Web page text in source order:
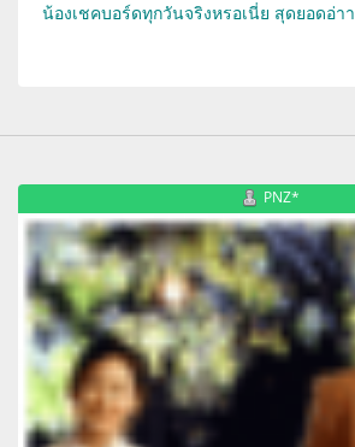
น้องเชคบอร์ดทุกวันจริงหรอเนี่ย สุดยอดอ่าา
PNZ*